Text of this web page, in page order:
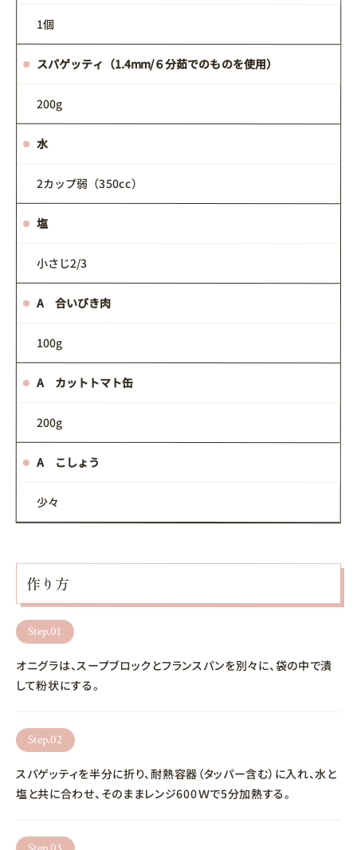
1個
スパゲッティ（1.4mm/６分茹でのものを使用）
200g
水
2カップ弱（350cc）
塩
小さじ2/3
A 合いびき肉
100g
A カットトマト缶
200g
A こしょう
少々
作り方
Step.01
オニグラは、スープブロックとフランスパンを別々に、袋の中で潰
して粉状にする。
Step.02
スパゲッティを半分に折り、耐熱容器（タッパー含む）に入れ、水と
塩と共に合わせ、そのままレンジ600Ｗで5分加熱する。